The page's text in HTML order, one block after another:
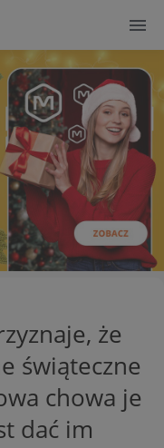
że
świąteczne
chowa je
dać im